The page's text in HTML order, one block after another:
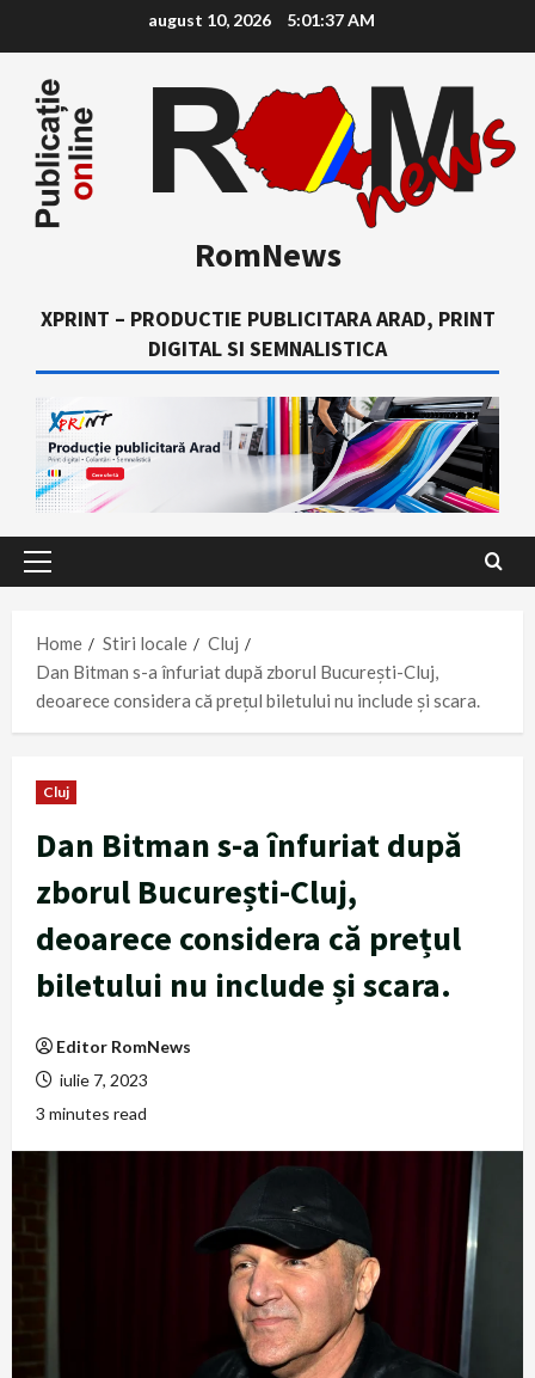
content
august 10, 2026 5:01:39 AM
RomNews
XPRINT – PRODUCTIE PUBLICITARA ARAD, PRINT
DIGITAL SI SEMNALISTICA
Primary
Home
Stiri locale
Cluj
Dan Bitman s-a înfuriat după zborul București-Cluj,
deoarece considera că prețul biletului nu include și scara.
Cluj
Dan Bitman s-a înfuriat după
zborul București-Cluj,
deoarece considera că prețul
biletului nu include și scara.
Editor RomNews
iulie 7, 2023
3 minutes read